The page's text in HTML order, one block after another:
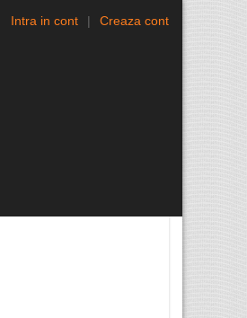
Intra in cont | Creaza cont